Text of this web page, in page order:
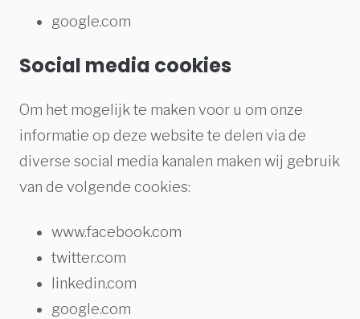
google.com
Social media cookies
Om het mogelijk te maken voor u om onze
informatie op deze website te delen via de
diverse social media kanalen maken wij gebruik
van de volgende cookies:
www.facebook.com
twitter.com
linkedin.com
google.com